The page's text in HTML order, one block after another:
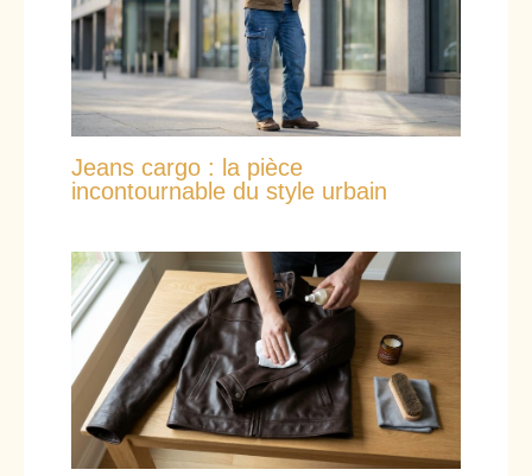
Jeans cargo : la pièce
incontournable du style urbain